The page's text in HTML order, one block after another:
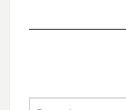
Search for: